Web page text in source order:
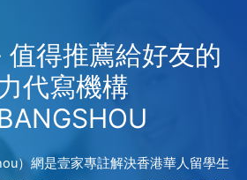
得推薦給好友的
代寫機構
）網是壹家專註解決香港華人留學生